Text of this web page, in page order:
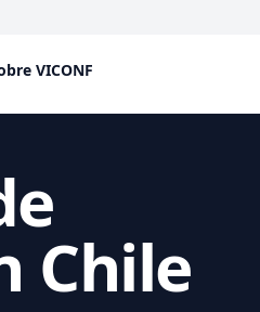
VICONF
Chile